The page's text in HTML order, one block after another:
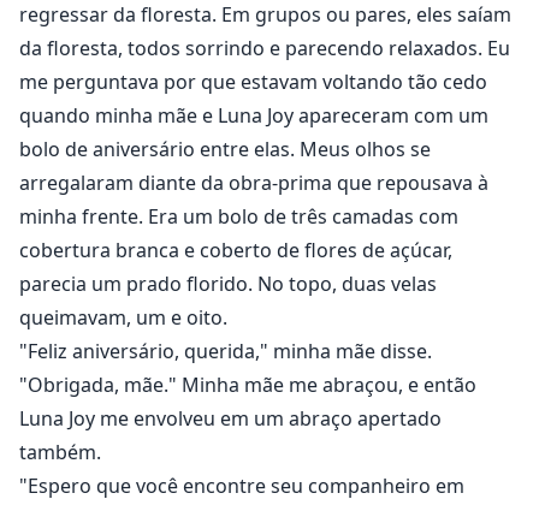
regressar da floresta. Em grupos ou pares, eles saíam
da floresta, todos sorrindo e parecendo relaxados. Eu
me perguntava por que estavam voltando tão cedo
quando minha mãe e Luna Joy apareceram com um
bolo de aniversário entre elas. Meus olhos se
arregalaram diante da obra-prima que repousava à
minha frente. Era um bolo de três camadas com
cobertura branca e coberto de flores de açúcar,
parecia um prado florido. No topo, duas velas
queimavam, um e oito.
"Feliz aniversário, querida," minha mãe disse.
"Obrigada, mãe." Minha mãe me abraçou, e então
Luna Joy me envolveu em um abraço apertado
também.
"Espero que você encontre seu companheiro em